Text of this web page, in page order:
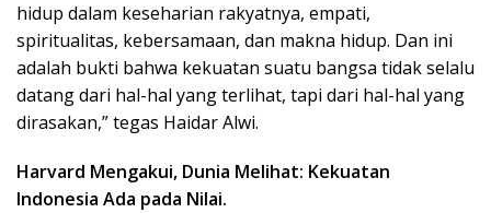
hidup dalam keseharian rakyatnya, empati,
spiritualitas, kebersamaan, dan makna hidup. Dan ini
adalah bukti bahwa kekuatan suatu bangsa tidak selalu
datang dari hal-hal yang terlihat, tapi dari hal-hal yang
dirasakan,” tegas Haidar Alwi.
Harvard Mengakui, Dunia Melihat: Kekuatan
Indonesia Ada pada Nilai.